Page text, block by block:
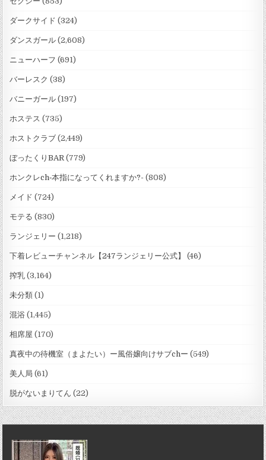
ダークサイド (324)
ダンスガール (2,608)
ニューハーフ (691)
バーレスク (38)
バニーガール (197)
ホステス (735)
ホストクラブ (2,449)
ぼったくりBAR (779)
ホンクレch‐本指になってくれますか?- (808)
メイド (724)
モテる (830)
ランジェリー (1,218)
下着レビューチャンネル【247ランジェリー公式】 (46)
搾乳 (3,164)
未分類 (1)
混浴 (1,445)
相席屋 (170)
真夜中の待機室（まよたい）ー風俗嬢向けサブchー (549)
美人局 (61)
脱がないまりてん (22)